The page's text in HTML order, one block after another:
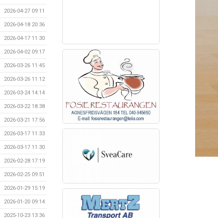
2026-04-27 09:11
2026-04-18 20:36
2026-04-17 11:30
2026-04-02 09:17
2026-03-26 11:45
2026-03-26 11:12
2026-03-24 14:14
2026-03-22 18:38
2026-03-21 17:56
2026-03-17 11:33
2026-03-17 11:30
2026-02-28 17:19
2026-02-25 09:51
2026-01-29 15:19
2026-01-20 09:14
2025-10-23 13:36